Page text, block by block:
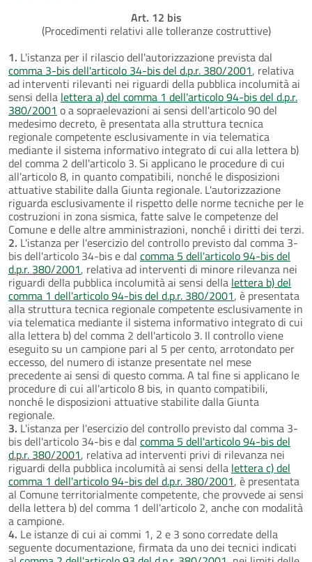
Art. 12 bis
(Procedimenti relativi alle tolleranze costruttive)
1. L'istanza per il rilascio dell'autorizzazione prevista dal
comma 3-bis dell'articolo 34-bis del d.p.r. 380/2001, relativa
ad interventi rilevanti nei riguardi della pubblica incolumità ai
sensi della lettera a) del comma 1 dell'articolo 94-bis del d.p.r.
380/2001 o a sopraelevazioni ai sensi dell'articolo 90 del
medesimo decreto, è presentata alla struttura tecnica
regionale competente esclusivamente in via telematica
mediante il sistema informativo integrato di cui alla lettera b)
del comma 2 dell'articolo 3. Si applicano le procedure di cui
all'articolo 8, in quanto compatibili, nonché le disposizioni
attuative stabilite dalla Giunta regionale. L'autorizzazione
riguarda esclusivamente il rispetto delle norme tecniche per le
costruzioni in zona sismica, fatte salve le competenze del
Comune e delle altre amministrazioni, nonché i diritti dei terzi.
2. L'istanza per l'esercizio del controllo previsto dal comma 3-
bis dell'articolo 34-bis e dal comma 5 dell'articolo 94-bis del
d.p.r. 380/2001, relativa ad interventi di minore rilevanza nei
riguardi della pubblica incolumità ai sensi della lettera b) del
comma 1 dell'articolo 94-bis del d.p.r. 380/2001, è presentata
alla struttura tecnica regionale competente esclusivamente in
via telematica mediante il sistema informativo integrato di cui
alla lettera b) del comma 2 dell'articolo 3. Il controllo viene
eseguito su un campione pari al 5 per cento, arrotondato per
eccesso, del numero di istanze presentate nel mese
precedente ai sensi di questo comma. A tal fine si applicano le
procedure di cui all'articolo 8 bis, in quanto compatibili,
nonché le disposizioni attuative stabilite dalla Giunta
regionale.
3. L'istanza per l'esercizio del controllo previsto dal comma 3-
bis dell'articolo 34-bis e dal comma 5 dell'articolo 94-bis del
d.p.r. 380/2001, relativa ad interventi privi di rilevanza nei
riguardi della pubblica incolumità ai sensi della lettera c) del
comma 1 dell'articolo 94-bis del d.p.r. 380/2001, è presentata
al Comune territorialmente competente, che provvede ai sensi
della lettera b) del comma 1 dell'articolo 2, anche con modalità
a campione.
4. Le istanze di cui ai commi 1, 2 e 3 sono corredate della
seguente documentazione, firmata da uno dei tecnici indicati